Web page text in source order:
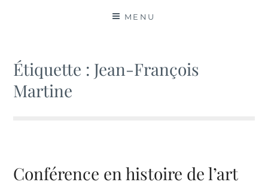
MENU
Étiquette : Jean-François
Martine
Conférence en histoire de l’art